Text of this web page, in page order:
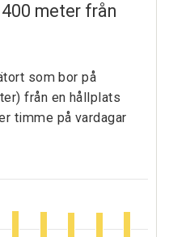
meter från
som bor på
från en hållplats
timme på vardagar